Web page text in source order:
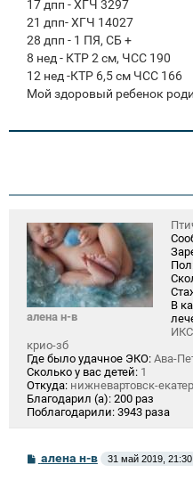
17 дпп - ХГЧ 3297
21 дпп- ХГЧ 14027
28 дпп - 1 ПЯ, СБ +
8 нед - КТР 2 см, ЧСС 190
12 нед -КТР 6,5 см ЧСС 166
Мой здоровый ребенок
алена н-в
В
крио-зб
Где было удачное ЭКО: Ава-
Сколько у вас детей: 1
Откуда: нижневартовск-
Благодарил (а): 200 раз
Поблагодарили: 3943 раза
С
о
алена н-в 31 май 2019, 21:30